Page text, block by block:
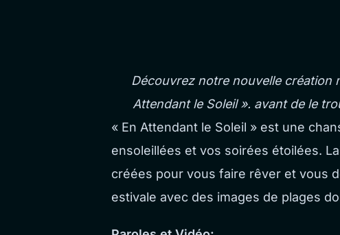
Découvrez notre nouvelle création
Attendant le Soleil ». avant de le
« En Attendant le Soleil » est une
ensoleillées et vos soirées étoilées.
créées pour vous faire rêver et vous
estivale avec des images de plages